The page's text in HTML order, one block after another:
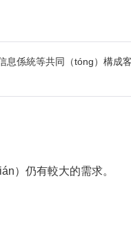
係統等共同（tóng）構成
）仍有較大的需求。